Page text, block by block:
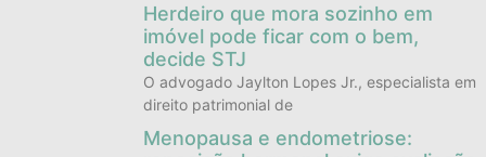
Herdeiro que mora sozinho em
imóvel pode ficar com o bem,
decide STJ
O advogado Jaylton Lopes Jr., especialista em
direito patrimonial de
Menopausa e endometriose: